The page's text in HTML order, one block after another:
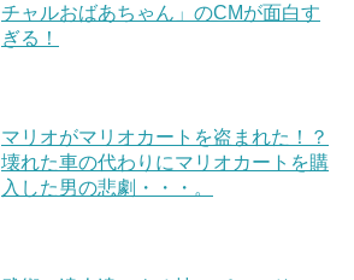
チャルおばあちゃん」のCMが面白す
ぎる！
マリオがマリオカートを盗まれた！？
壊れた車の代わりにマリオカートを購
入した男の悲劇・・・。